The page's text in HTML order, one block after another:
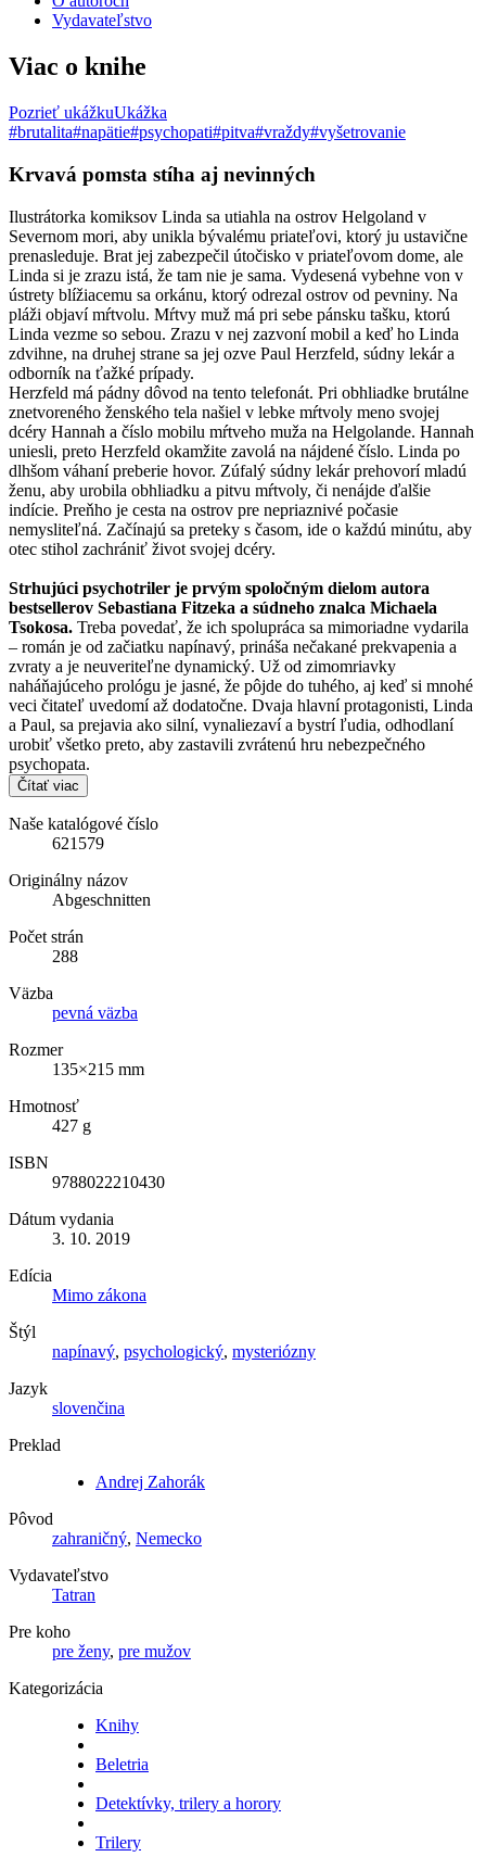
Vydavateľstvo
Viac o knihe
Pozrieť ukážkuUkážka
#brutalita#napätie#psychopati#pitva#vraždy#vyšetrovanie
Krvavá pomsta stíha aj nevinných
Ilustrátorka komiksov Linda sa utiahla na ostrov Helgoland v
Severnom mori, aby unikla bývalému priateľovi, ktorý ju ustavične
prenasleduje. Brat jej zabezpečil útočisko v priateľovom dome, ale
Linda si je zrazu istá, že tam nie je sama. Vydesená vybehne von v
ústrety blížiacemu sa orkánu, ktorý odrezal ostrov od pevniny. Na
pláži objaví mŕtvolu. Mŕtvy muž má pri sebe pánsku tašku, ktorú
Linda vezme so sebou. Zrazu v nej zazvoní mobil a keď ho Linda
zdvihne, na druhej strane sa jej ozve Paul Herzfeld, súdny lekár a
odborník na ťažké prípady.
Herzfeld má pádny dôvod na tento telefonát. Pri obhliadke brutálne
znetvoreného ženského tela našiel v lebke mŕtvoly meno svojej
dcéry Hannah a číslo mobilu mŕtveho muža na Helgolande. Hannah
uniesli, preto Herzfeld okamžite zavolá na nájdené číslo. Linda po
dlhšom váhaní preberie hovor. Zúfalý súdny lekár prehovorí mladú
ženu, aby urobila obhliadku a pitvu mŕtvoly, či nenájde ďalšie
indície. Preňho je cesta na ostrov pre nepriaznivé počasie
nemysliteľná. Začínajú sa preteky s časom, ide o každú minútu, aby
otec stihol zachrániť život svojej dcéry.
Strhujúci psychotriler je prvým spoločným dielom autora
bestsellerov Sebastiana Fitzeka a súdneho znalca Michaela
Tsokosa. Treba povedať, že ich spolupráca sa mimoriadne vydarila
– román je od začiatku napínavý, prináša nečakané prekvapenia a
zvraty a je neuveriteľne dynamický. Už od zimomriavky
naháňajúceho prológu je jasné, že pôjde do tuhého, aj keď si mnohé
veci čitateľ uvedomí až dodatočne. Dvaja hlavní protagonisti, Linda
a Paul, sa prejavia ako silní, vynaliezaví a bystrí ľudia, odhodlaní
urobiť všetko preto, aby zastavili zvrátenú hru nebezpečného
psychopata.
Čítať viac
Naše katalógové číslo
621579
Originálny názov
Abgeschnitten
Počet strán
288
Väzba
pevná väzba
Rozmer
135×215 mm
Hmotnosť
427 g
ISBN
9788022210430
Dátum vydania
3. 10. 2019
Edícia
Mimo zákona
Štýl
napínavý, psychologický, mysteriózny
Jazyk
slovenčina
Preklad
Andrej Zahorák
Pôvod
zahraničný, Nemecko
Vydavateľstvo
Tatran
Pre koho
pre ženy, pre mužov
Kategorizácia
Knihy
Beletria
Detektívky, trilery a horory
Trilery